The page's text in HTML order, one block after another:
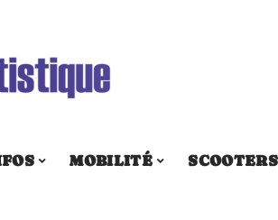
MOBILITÉ SCOOTERS